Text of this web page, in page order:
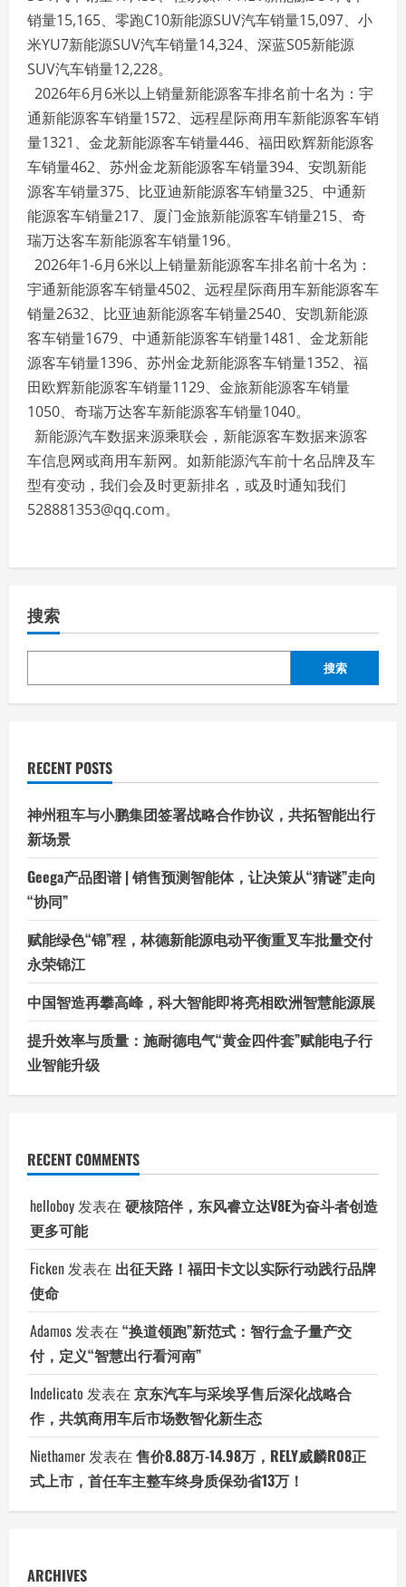
销量15,165、零跑C10新能源SUV汽车销量15,097、小
米YU7新能源SUV汽车销量14,324、深蓝S05新能源
SUV汽车销量12,228。
2026年6月6米以上销量新能源客车排名前十名为：宇
通新能源客车销量1572、远程星际商用车新能源客车销
量1321、金龙新能源客车销量446、福田欧辉新能源客
车销量462、苏州金龙新能源客车销量394、安凯新能
源客车销量375、比亚迪新能源客车销量325、中通新
能源客车销量217、厦门金旅新能源客车销量215、奇
瑞万达客车新能源客车销量196。
2026年1-6月6米以上销量新能源客车排名前十名为：
宇通新能源客车销量4502、远程星际商用车新能源客车
销量2632、比亚迪新能源客车销量2540、安凯新能源
客车销量1679、中通新能源客车销量1481、金龙新能
源客车销量1396、苏州金龙新能源客车销量1352、福
田欧辉新能源客车销量1129、金旅新能源客车销量
1050、奇瑞万达客车新能源客车销量1040。
新能源汽车数据来源乘联会，新能源客车数据来源客
车信息网或商用车新网。如新能源汽车前十名品牌及车
型有变动，我们会及时更新排名，或及时通知我们
528881353@qq.com。
搜索
搜索
RECENT POSTS
神州租车与小鹏集团签署战略合作协议，共拓智能出行
新场景
Geega产品图谱 | 销售预测智能体，让决策从“猜谜”走向
“协同”
赋能绿色“锦”程，林德新能源电动平衡重叉车批量交付
永荣锦江
中国智造再攀高峰，科大智能即将亮相欧洲智慧能源展
提升效率与质量：施耐德电气“黄金四件套”赋能电子行
业智能升级
RECENT COMMENTS
helloboy发表在 硬核陪伴，东风睿立达V8E为奋斗者创造
更多可能
Ficken发表在 出征天路！福田卡文以实际行动践行品牌
使命
Adamos发表在 “换道领跑”新范式：智行盒子量产交
付，定义“智慧出行看河南”
Indelicato 发表在 京东汽车与采埃孚售后深化战略合
作，共筑商用车后市场数智化新生态
Niethamer发表在 售价8.88万-14.98万，RELY威麟R08正
式上市，首任车主整车终身质保劲省13万！
ARCHIVES